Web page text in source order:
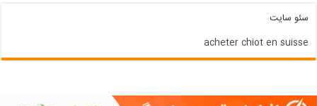
سئو سایت
acheter chiot en suisse